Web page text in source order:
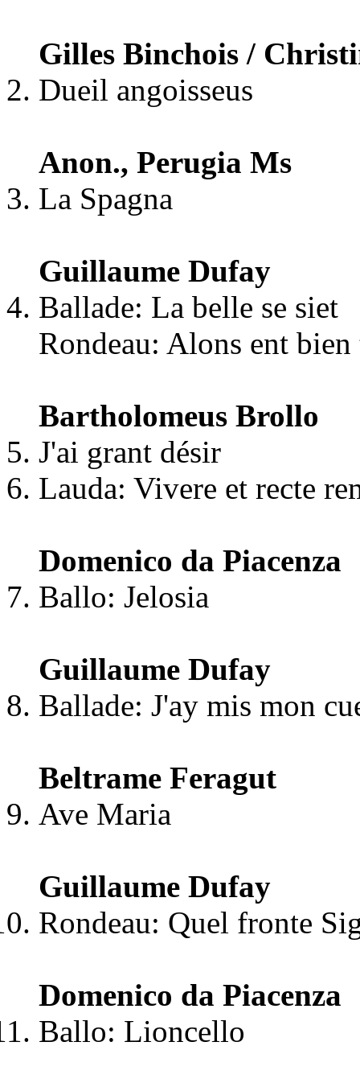
Gilles Binchois /
Dueil angoisseus
Anon., Perugia Ms
La Spagna
Guillaume Dufay
Ballade: La belle se siet
Rondeau: Alons ent
Bartholomeus Brollo
J'ai grant désir
Lauda: Vivere et recte
Domenico da Piacenza
Ballo: Jelosia
Guillaume Dufay
Ballade: J'ay mis mon
Beltrame Feragut
Ave Maria
Guillaume Dufay
Rondeau: Quel fronte
Domenico da Piacenza
Ballo: Lioncello